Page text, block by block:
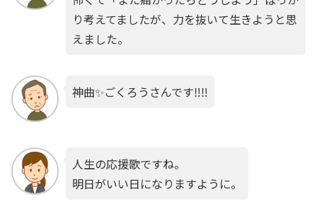
り考えてましたが、力を抜いて生きようと思
えました。
神曲✨ごくろうさんです‼️‼️
人生の応援歌ですね。
明日がいい日になりますように。